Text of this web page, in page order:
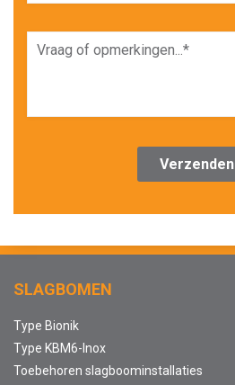
Verzenden
SLAGBOMEN
Type Bionik
Type KBM6-Inox
Toebehoren slagboominstallaties